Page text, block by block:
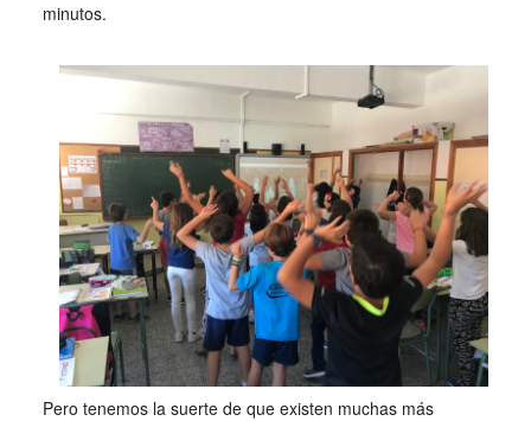
minutos.
Pero tenemos la suerte de que existen muchas más